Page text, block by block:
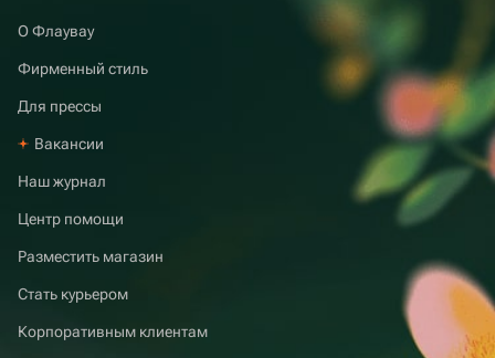
О Флаувау
Фирменный стиль
Для прессы
Вакансии
Наш журнал
Центр помощи
Разместить магазин
Стать курьером
Корпоративным клиентам